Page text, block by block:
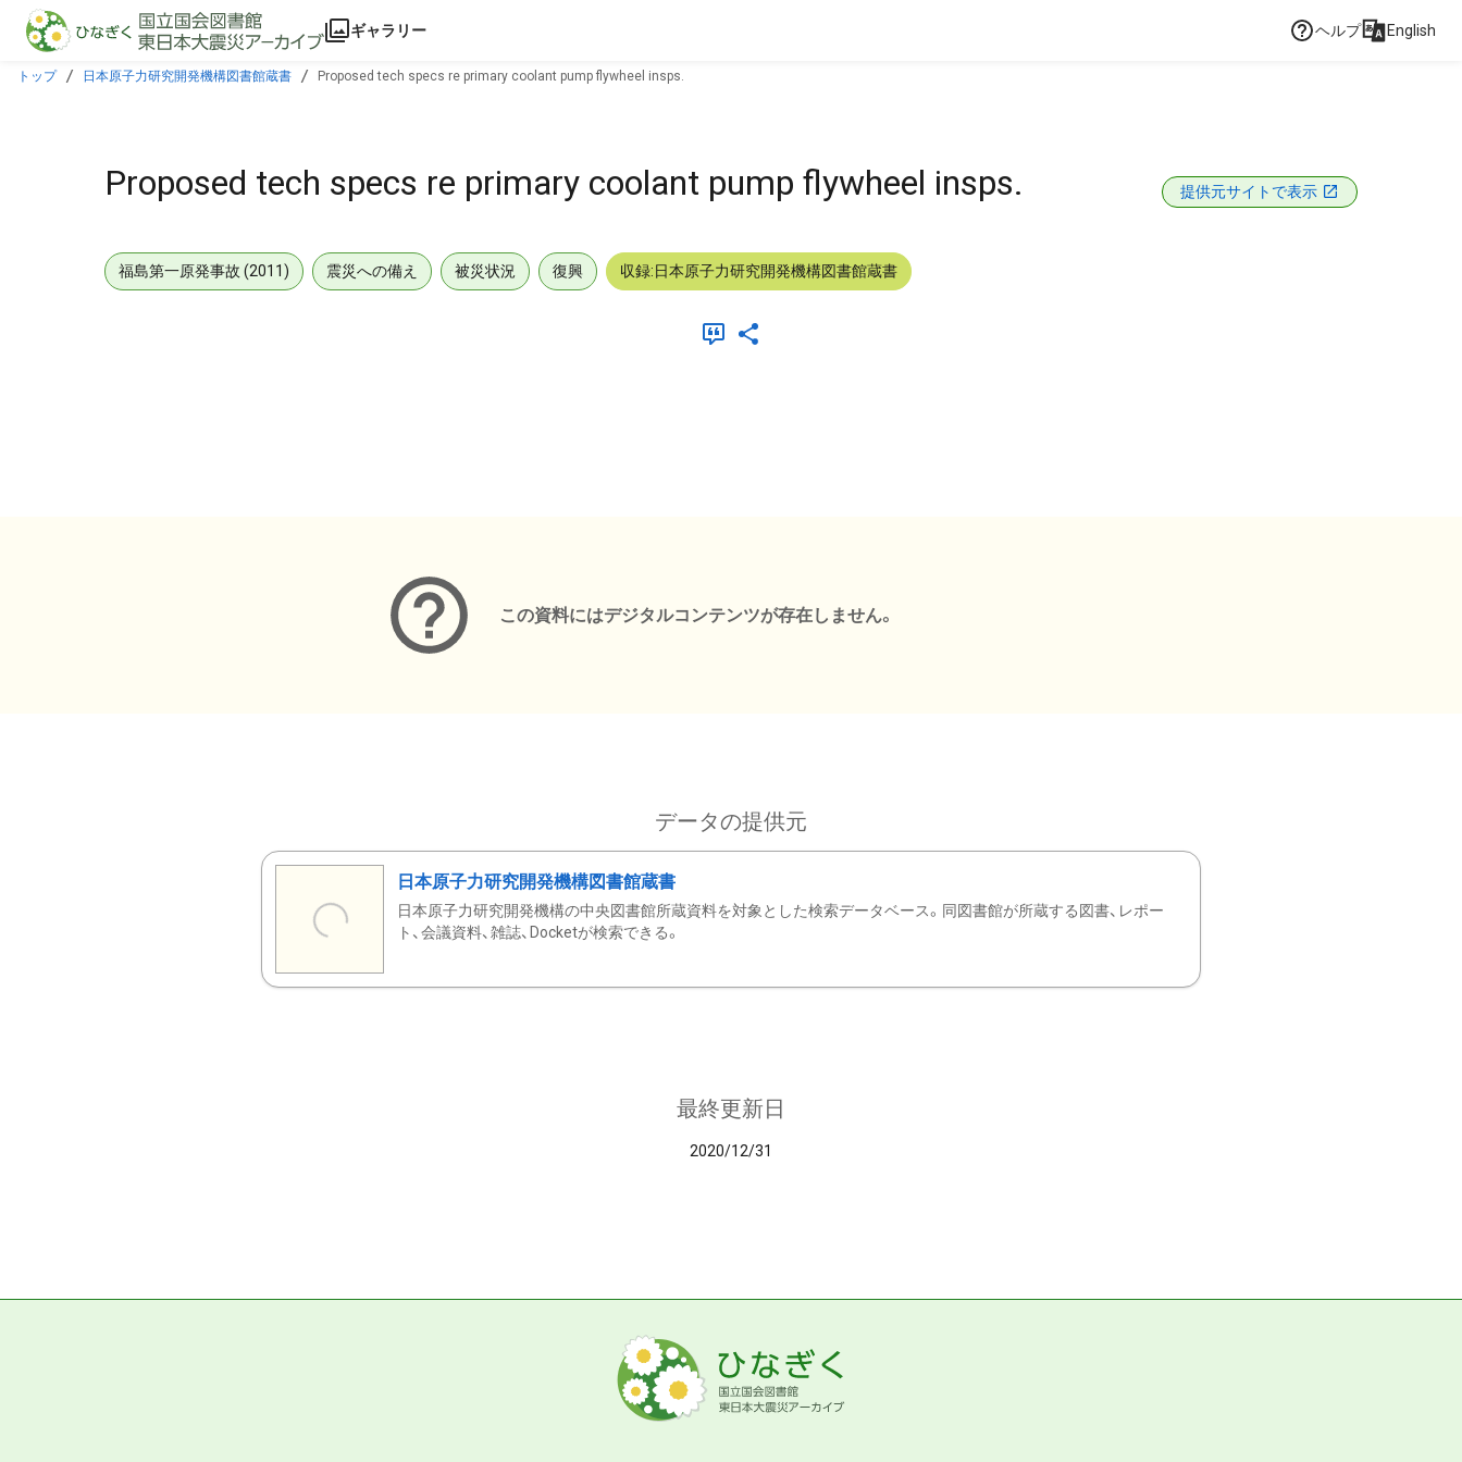
本文に飛ぶ
ギャラリー ヘルプ English
トップ 日本原子力研究開発機構図書館蔵書 Proposed tech specs re primary coolant pump flywheel insps.
Proposed tech specs re primary coolant pump flywheel insps. 提供元サイトで表示
福島第一原発事故 (2011) 震災への備え 被災状況 復興 収録:日本原子力研究開発機構図書館蔵書
この資料にはデジタルコンテンツが存在しません。
データの提供元
日本原子力研究開発機構図書館蔵書
日本原子力研究開発機構の中央図書館所蔵資料を対象とした検索データベース。同図書館が所蔵する図書、レポー
ト、会議資料、雑誌、Docketが検索できる。
最終更新日
2020/12/31